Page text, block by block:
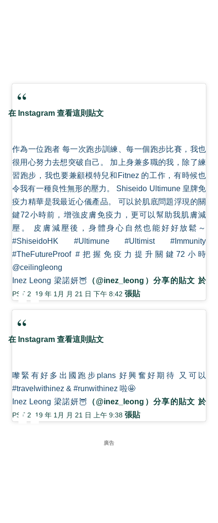
在 Instagram 查看這則貼文
作為一位跑者 每一次跑步訓練、每一個跑步比賽，我也
很用心努力去想突破自己。 加上身兼多職的我，除了練
習跑步，我也要兼顧模特兒和Fitnez 的工作，有時候也
令我有一種良性無形的壓力。 Shiseido Ultimune 皇牌免
疫力精華是我最近心儀產品。 可以於肌底問題浮現的關
鍵72小時前，增強皮膚免疫力，更可以幫助我肌膚減
壓。 皮膚減壓後，身體身心自然也能好好放鬆～
#ShiseidoHK #Ultimune #Ultimist #Immunity
#TheFutureProof #把握免疫力提升關鍵72小時
@ceilingleong
Inez Leong 梁諾妍🦉
（@inez_leong）分享的貼文 於
PST 2019 年 1月 月 21 日 下午 8:42 張貼
在 Instagram 查看這則貼文
嚟緊有好多出國跑步plans 好興奮好期待 又可以
#travelwithinez & #runwithinez 啦🤩
Inez Leong 梁諾妍🦉
（@inez_leong）分享的貼文 於
PST 2019 年 1月 月 21 日 上午 9:38 張貼
廣告